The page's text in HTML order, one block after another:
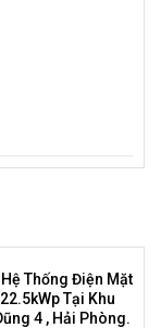
Thống Điện Mặt
Tại Khu
4 , Hải Phòng.